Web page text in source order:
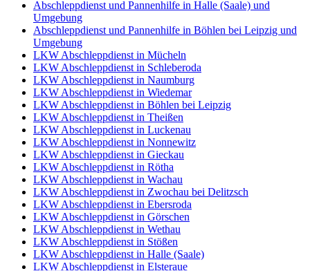
Abschleppdienst und Pannenhilfe in Halle (Saale) und
Umgebung
Abschleppdienst und Pannenhilfe in Böhlen bei Leipzig und
Umgebung
LKW Abschleppdienst in Mücheln
LKW Abschleppdienst in Schleberoda
LKW Abschleppdienst in Naumburg
LKW Abschleppdienst in Wiedemar
LKW Abschleppdienst in Böhlen bei Leipzig
LKW Abschleppdienst in Theißen
LKW Abschleppdienst in Luckenau
LKW Abschleppdienst in Nonnewitz
LKW Abschleppdienst in Gieckau
LKW Abschleppdienst in Rötha
LKW Abschleppdienst in Wachau
LKW Abschleppdienst in Zwochau bei Delitzsch
LKW Abschleppdienst in Ebersroda
LKW Abschleppdienst in Görschen
LKW Abschleppdienst in Wethau
LKW Abschleppdienst in Stößen
LKW Abschleppdienst in Halle (Saale)
LKW Abschleppdienst in Elsteraue